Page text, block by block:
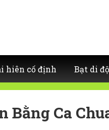
hiên cố định Bạt di
Bằng Ca